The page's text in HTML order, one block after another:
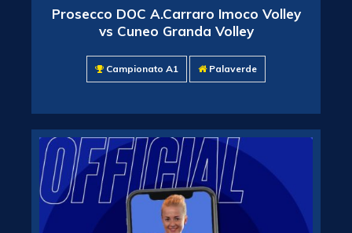
Prosecco DOC A.Carraro Imoco Volley
vs Cuneo Granda Volley
Campionato A1 Palaverde